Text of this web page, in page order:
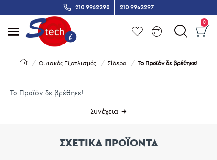
210 9962290 210 9962297
0
Οικιακός Εξοπλισμός Σίδερα Το Προϊόν δε βρέθηκε!
Το Προϊόν δε βρέθηκε!
Συνέχεια
ΣΧΕΤΙΚΑ ΠΡΟΪΟΝΤΑ